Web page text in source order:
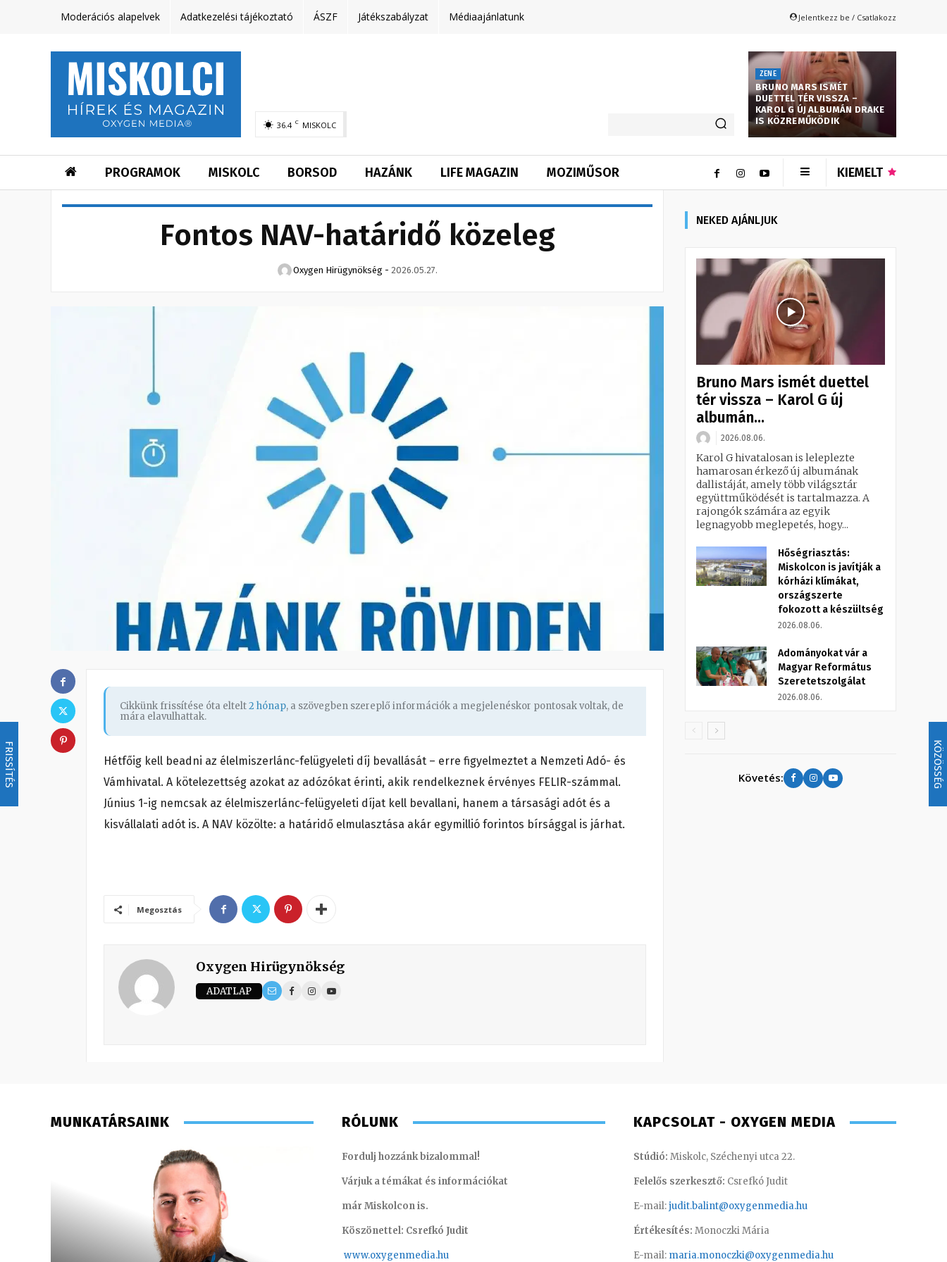
FRISSÍTÉS KÖZÖSSÉG
Moderációs alapelvek Adatkezelési tájékoztató ÁSZF Játékszabályzat Médiaajánlatunk Jelentkezz be / Csatlakozz
36.4 C MISKOLC
ZENE
BRUNO MARS ISMÉT
DUETTEL TÉR VISSZA –
KAROL G ÚJ ALBUMÁN DRAKE
IS KÖZREMŰKÖDIK
PROGRAMOK MISKOLC BORSOD HAZÁNK LIFE MAGAZIN MOZIMŰSOR KIEMELT
Fontos NAV-határidő közeleg
Oxygen Hirügynökség - 2026.05.27.
Cikkünk frissítése óta eltelt2 hónap, a szövegben szereplő információk a megjelenéskor pontosak voltak, de
mára elavulhattak.
Hétfőig kell beadni az élelmiszerlánc-felügyeleti díj bevallását – erre figyelmeztet a Nemzeti Adó- és
Vámhivatal. A kötelezettség azokat az adózókat érinti, akik rendelkeznek érvényes FELIR-számmal.
Június 1-ig nemcsak az élelmiszerlánc-felügyeleti díjat kell bevallani, hanem a társasági adót és a
kisvállalati adót is. A NAV közölte: a határidő elmulasztása akár egymillió forintos bírsággal is járhat.
Megosztás
Oxygen Hirügynökség
ADATLAP
NEKED AJÁNLJUK
Bruno Mars ismét duettel
tér vissza – Karol G új
albumán...
2026.08.06.
Karol G hivatalosan is leleplezte
hamarosan érkező új albumának
dallistáját, amely több világsztár
együttműködését is tartalmazza. A
rajongók számára az egyik
legnagyobb meglepetés, hogy...
Hőségriasztás:
Miskolcon is javítják a
kórházi klímákat,
országszerte
fokozott a készültség
2026.08.06.
Adományokat vár a
Magyar Református
Szeretetszolgálat
2026.08.06.
Követés:
MUNKATÁRSAINK RÓLUNK
Fordulj hozzánk bizalommal!
Várjuk a témákat és információkat
már Miskolcon is.
Köszönettel: Csrefkó Judit
www.oxygenmedia.hu
KAPCSOLAT - OXYGEN MEDIA
Stúdió: Miskolc, Széchenyi utca 22.
Felelős szerkesztő: Csrefkó Judit
E-mail:judit.balint@oxygenmedia.hu
Értékesítés: Monoczki Mária
E-mail: maria.monoczki@oxygenmedia.hu